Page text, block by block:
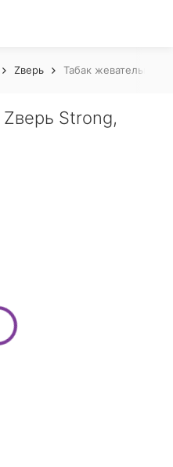
Zверь Табак жевательный
Strong,